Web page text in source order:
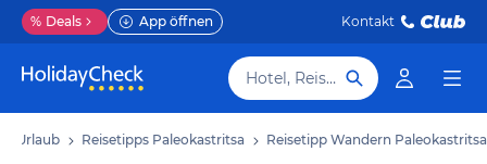
% Deals App öffnen Kontakt
Hotel, Reiseziel
Urlaub Reisetipps Paleokastritsa Reisetipp Wandern Paleokastritsa